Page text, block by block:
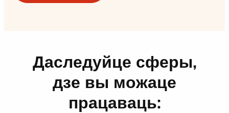
Даследуйце сферы,
дзе вы можаце
працаваць: